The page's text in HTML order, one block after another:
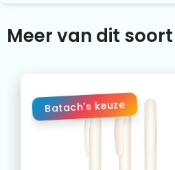
Meer van dit
Batach's keuze